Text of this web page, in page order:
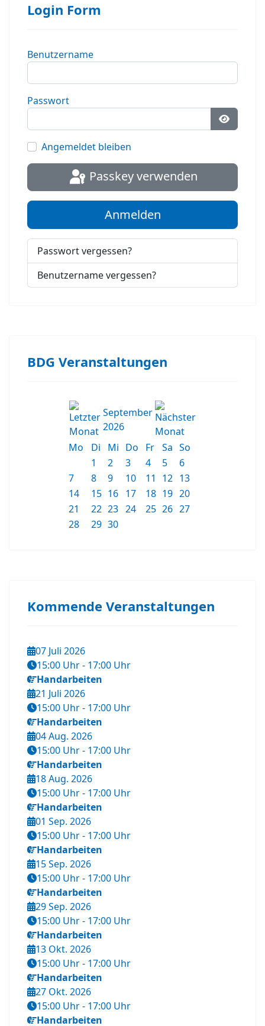
Login Form
Benutzername
Passwort
Angemeldet bleiben
Passkey verwenden
Anmelden
Passwort vergessen?
Benutzername vergessen?
BDG Veranstaltungen
September
2026
Mo
Di Mi Do Fr Sa So
1
2 3 4 5
6
7
8 9 10 11 12 13
14
15 16 17 18 19 20
21
22 23 24 25 26 27
28
29 30
Kommende Veranstaltungen
07 Juli 2026
15:00 Uhr- 17:00 Uhr
Handarbeiten
21 Juli 2026
15:00 Uhr- 17:00 Uhr
Handarbeiten
04 Aug. 2026
15:00 Uhr- 17:00 Uhr
Handarbeiten
18 Aug. 2026
15:00 Uhr- 17:00 Uhr
Handarbeiten
01 Sep. 2026
15:00 Uhr- 17:00 Uhr
Handarbeiten
15 Sep. 2026
15:00 Uhr- 17:00 Uhr
Handarbeiten
29 Sep. 2026
15:00 Uhr- 17:00 Uhr
Handarbeiten
13 Okt. 2026
15:00 Uhr- 17:00 Uhr
Handarbeiten
27 Okt. 2026
15:00 Uhr- 17:00 Uhr
Handarbeiten